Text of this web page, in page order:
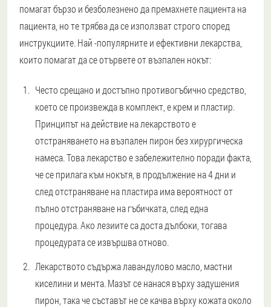
помагат бързо и безболезнено да премахнете пациента на
пациента, но те трябва да се използват строго според
инструкциите. Най -популярните и ефективни лекарства,
които помагат да се отървете от възпален нокът:
Често срещано и достъпно противогъбично средство,
което се произвежда в комплект, е крем и пластир.
Принципът на действие на лекарството е
отстраняването на възпален пирон без хирургическа
намеса. Това лекарство е забележително поради факта,
че се прилага към нокътя, в продължение на 4 дни и
след отстраняване на пластира има вероятност от
пълно отстраняване на гъбичката, след една
процедура. Ако лезиите са доста дълбоки, тогава
процедурата се извършва отново.
Лекарството съдържа лавандулово масло, мастни
киселини и мента. Мазът се нанася върху задушения
пирон, така че съставът не се качва върху кожата около